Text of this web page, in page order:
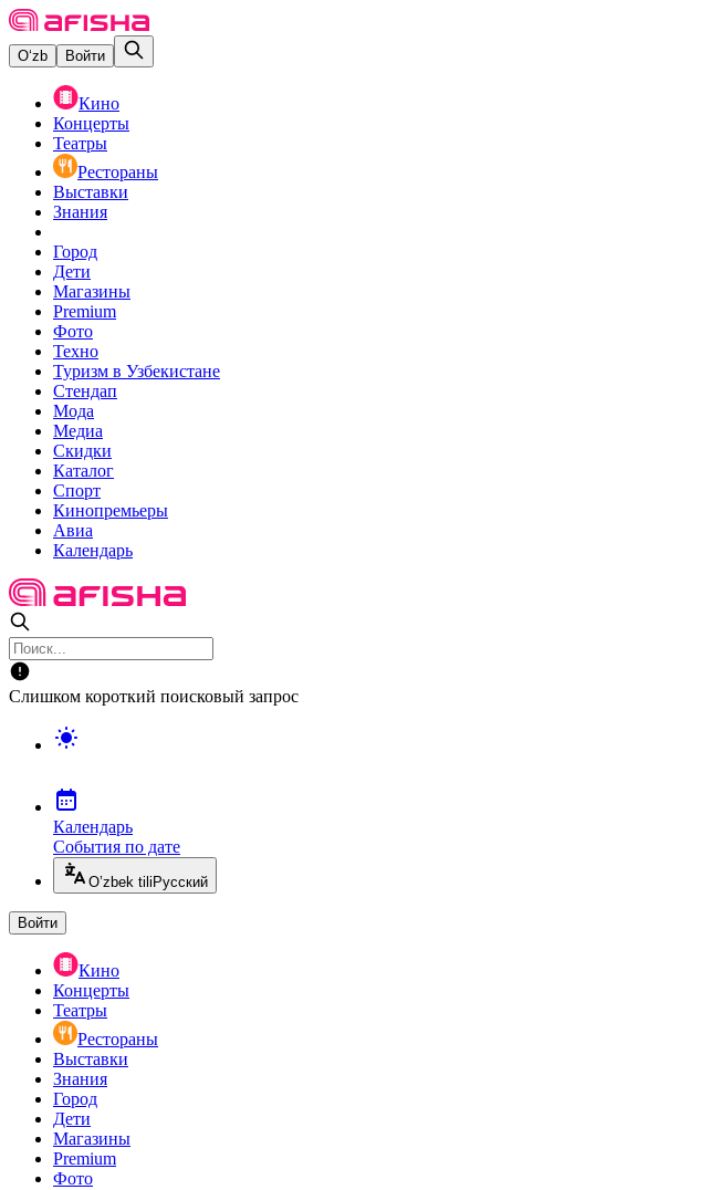
O‘zb Войти
Кино
Концерты
Театры
Рестораны
Выставки
Знания
Город
Дети
Магазины
Premium
Фото
Техно
Туризм в Узбекистане
Стендап
Мода
Медиа
Скидки
Каталог
Спорт
Кинопремьеры
Авиа
Календарь
Слишком короткий поисковый запрос
Календарь
События по дате
O’zbek tili Русский
Войти
Кино
Концерты
Театры
Рестораны
Выставки
Знания
Город
Дети
Магазины
Premium
Фото